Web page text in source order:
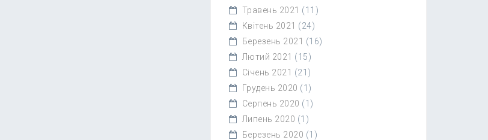
Травень 2021 (11)
Квітень 2021 (24)
Березень 2021 (16)
Лютий 2021 (15)
Січень 2021 (21)
Грудень 2020 (1)
Серпень 2020 (1)
Липень 2020 (1)
Березень 2020 (1)